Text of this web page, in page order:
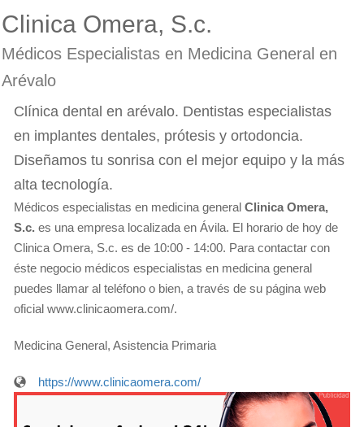
Clinica Omera, S.c.
Médicos Especialistas en Medicina General en
Arévalo
Clínica dental en arévalo. Dentistas especialistas
en implantes dentales, prótesis y ortodoncia.
Diseñamos tu sonrisa con el mejor equipo y la más
alta tecnología.
Médicos especialistas en medicina general Clinica Omera,
S.c. es una empresa localizada en Ávila. El horario de hoy de
Clinica Omera, S.c. es de 10:00 - 14:00. Para contactar con
éste negocio médicos especialistas en medicina general
puedes llamar al teléfono o bien, a través de su página web
oficial www.clinicaomera.com/.
Medicina General, Asistencia Primaria
https://www.clinicaomera.com/